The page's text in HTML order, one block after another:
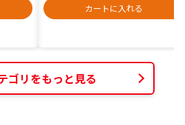
カートに入れる
ゴリをもっと見る